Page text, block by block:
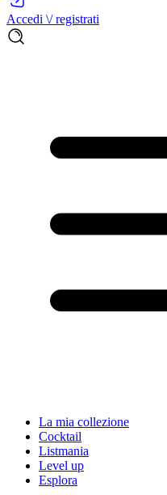
Accedi \/ registrati
La mia collezione
Cocktail
Listmania
Level up
Esplora